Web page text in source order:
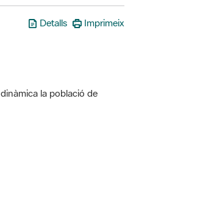
Detalls Imprimeix
la població de